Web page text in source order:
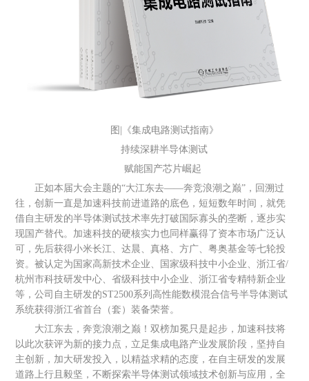
图|《集成电路测试指南》
持续深耕半导体测试
赋能国产芯片崛起
正如本届大会主题的“大江东去——奔竞浪潮之巅”，回溯过
往，创新一直是加速科技前进道路的底色，短短数年时间，就凭
借自主研发的半导体测试技术率先打破国际寡头的垄断，逐步实
现国产替代。加速科技的硬核实力也同样赢得了资本市场广泛认
可，先后获得小米长江、达晨、真格、方广、粤奥基金等七轮投
资。被认定为国家高新技术企业、国家级科技中小企业、浙江省/
杭州市科技研发中心、省级科技中小企业、浙江省专精特新企业
等，公司自主研发的ST2500系列高性能数模混合信号半导体测试
系统获得浙江省首台（套）装备荣誉。
大江东去，奔竞浪潮之巅！双榜加冕只是起步，加速科技将
以此次获评为新的接力点，立足集成电路产业发展阶段，坚持自
主创新，加大研发投入，以精益求精的态度，在自主研发的发展
道路上行且毅坚，不断探索半导体测试领域技术创新与应用，全